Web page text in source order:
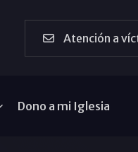
Atención a
Dono a mi Iglesia